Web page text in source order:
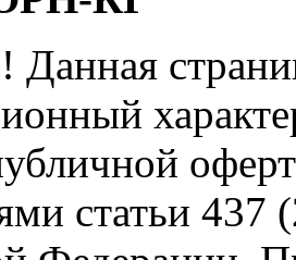
Данная
статьи 437